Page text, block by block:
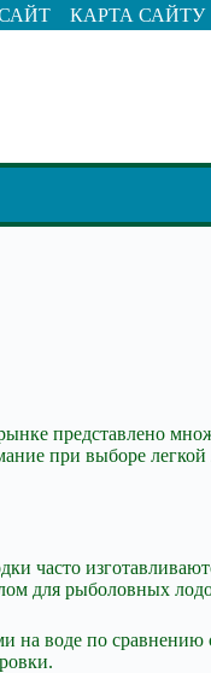
КАРТА САЙТУ
представлено
при выборе
часто
для рыболовных
на воде по